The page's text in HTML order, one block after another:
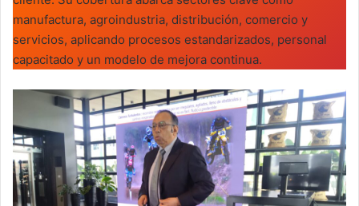
manufactura, agroindustria, distribución, comercio y
servicios, aplicando procesos estandarizados, personal
capacitado y un modelo de mejora continua.